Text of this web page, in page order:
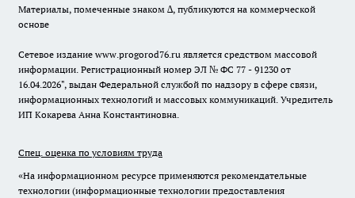
Материалы, помеченные знаком ∆, публикуются на коммерческой
основе
Сетевое издание www.progorod76.ru является средством массовой
информации. Регистрационный номер ЭЛ № ФС 77 - 91230 от
16.04.2026", выдан Федеральной службой по надзору в сфере связи,
информационных технологий и массовых коммуникаций. Учредитель
ИП Кокарева Анна Константиновна.
Спец. оценка по условиям труда
«На информационном ресурсе применяются рекомендательные
технологии (информационные технологии предоставления